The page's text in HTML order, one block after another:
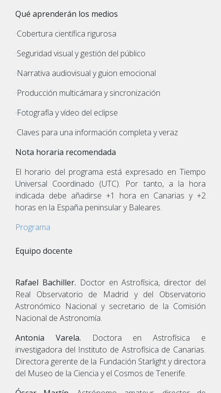
Qué aprenderán los medios
·Cobertura científica rigurosa
·Seguridad visual y gestión del público
·Narrativa audiovisual y guion emocional
·Producción multicámara y sincronización
·Fotografía y vídeo del eclipse
·Claves para una información completa y veraz
Nota horaria recomendada
El horario del programa está expresado en Tiempo
Universal Coordinado (UTC). Por tanto, a la hora
indicada debe añadirse +1 hora en Canarias y +2
horas en la España peninsular y Baleares.
Programa
Equipo docente
Rafael Bachiller. Doctor en Astrofísica, director del
Real Observatorio de Madrid y del Observatorio
Astronómico Nacional y secretario de la Comisión
Nacional de Astronomía.
Antonia Varela. Doctora en Astrofísica e
investigadora del Instituto de Astrofísica de Canarias.
Directora gerente de la Fundación Starlight y directora
del Museo de la Ciencia y el Cosmos de Tenerife.